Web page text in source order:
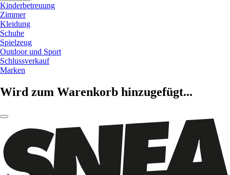
Kinderbetreuung
Zimmer
Kleidung
Schuhe
Spielzeug
Outdoor und Sport
Schlussverkauf
Marken
Wird zum Warenkorb hinzugefügt...